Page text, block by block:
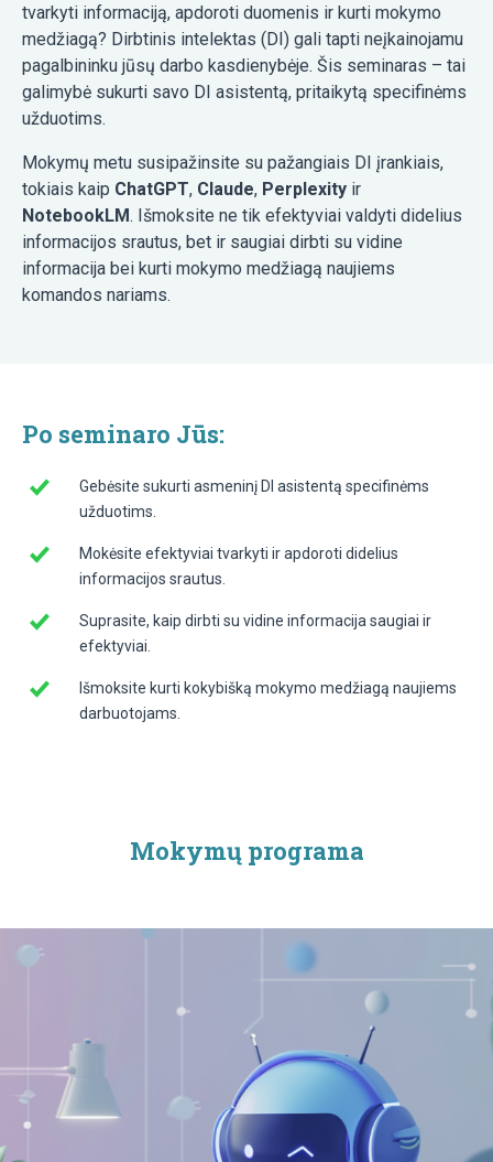
tvarkyti informaciją, apdoroti duomenis ir kurti mokymo
medžiagą? Dirbtinis intelektas (DI) gali tapti neįkainojamu
pagalbininku jūsų darbo kasdienybėje. Šis seminaras – tai
galimybė sukurti savo DI asistentą, pritaikytą specifinėms
užduotims.
Mokymų metu susipažinsite su pažangiais DI įrankiais,
tokiais kaip ChatGPT, Claude, Perplexity ir
NotebookLM. Išmoksite ne tik efektyviai valdyti didelius
informacijos srautus, bet ir saugiai dirbti su vidine
informacija bei kurti mokymo medžiagą naujiems
komandos nariams.
Po seminaro Jūs:
Gebėsite sukurti asmeninį DI asistentą specifinėms
užduotims.
Mokėsite efektyviai tvarkyti ir apdoroti didelius
informacijos srautus.
Suprasite, kaip dirbti su vidine informacija saugiai ir
efektyviai.
Išmoksite kurti kokybišką mokymo medžiagą naujiems
darbuotojams.
Mokymų programa